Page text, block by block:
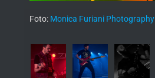
Foto: Monica Furiani Photography